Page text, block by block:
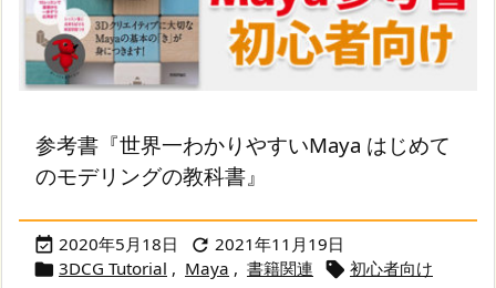
参考書『世界一わかりやすいMaya はじめて
のモデリングの教科書』
 2020年5月18日  2021年11月19日
 3DCG Tutorial , Maya , 書籍関連  初心者向け